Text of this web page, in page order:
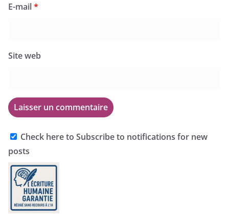
E-mail*
Site web
Check here to Subscribe to notifications for new
posts